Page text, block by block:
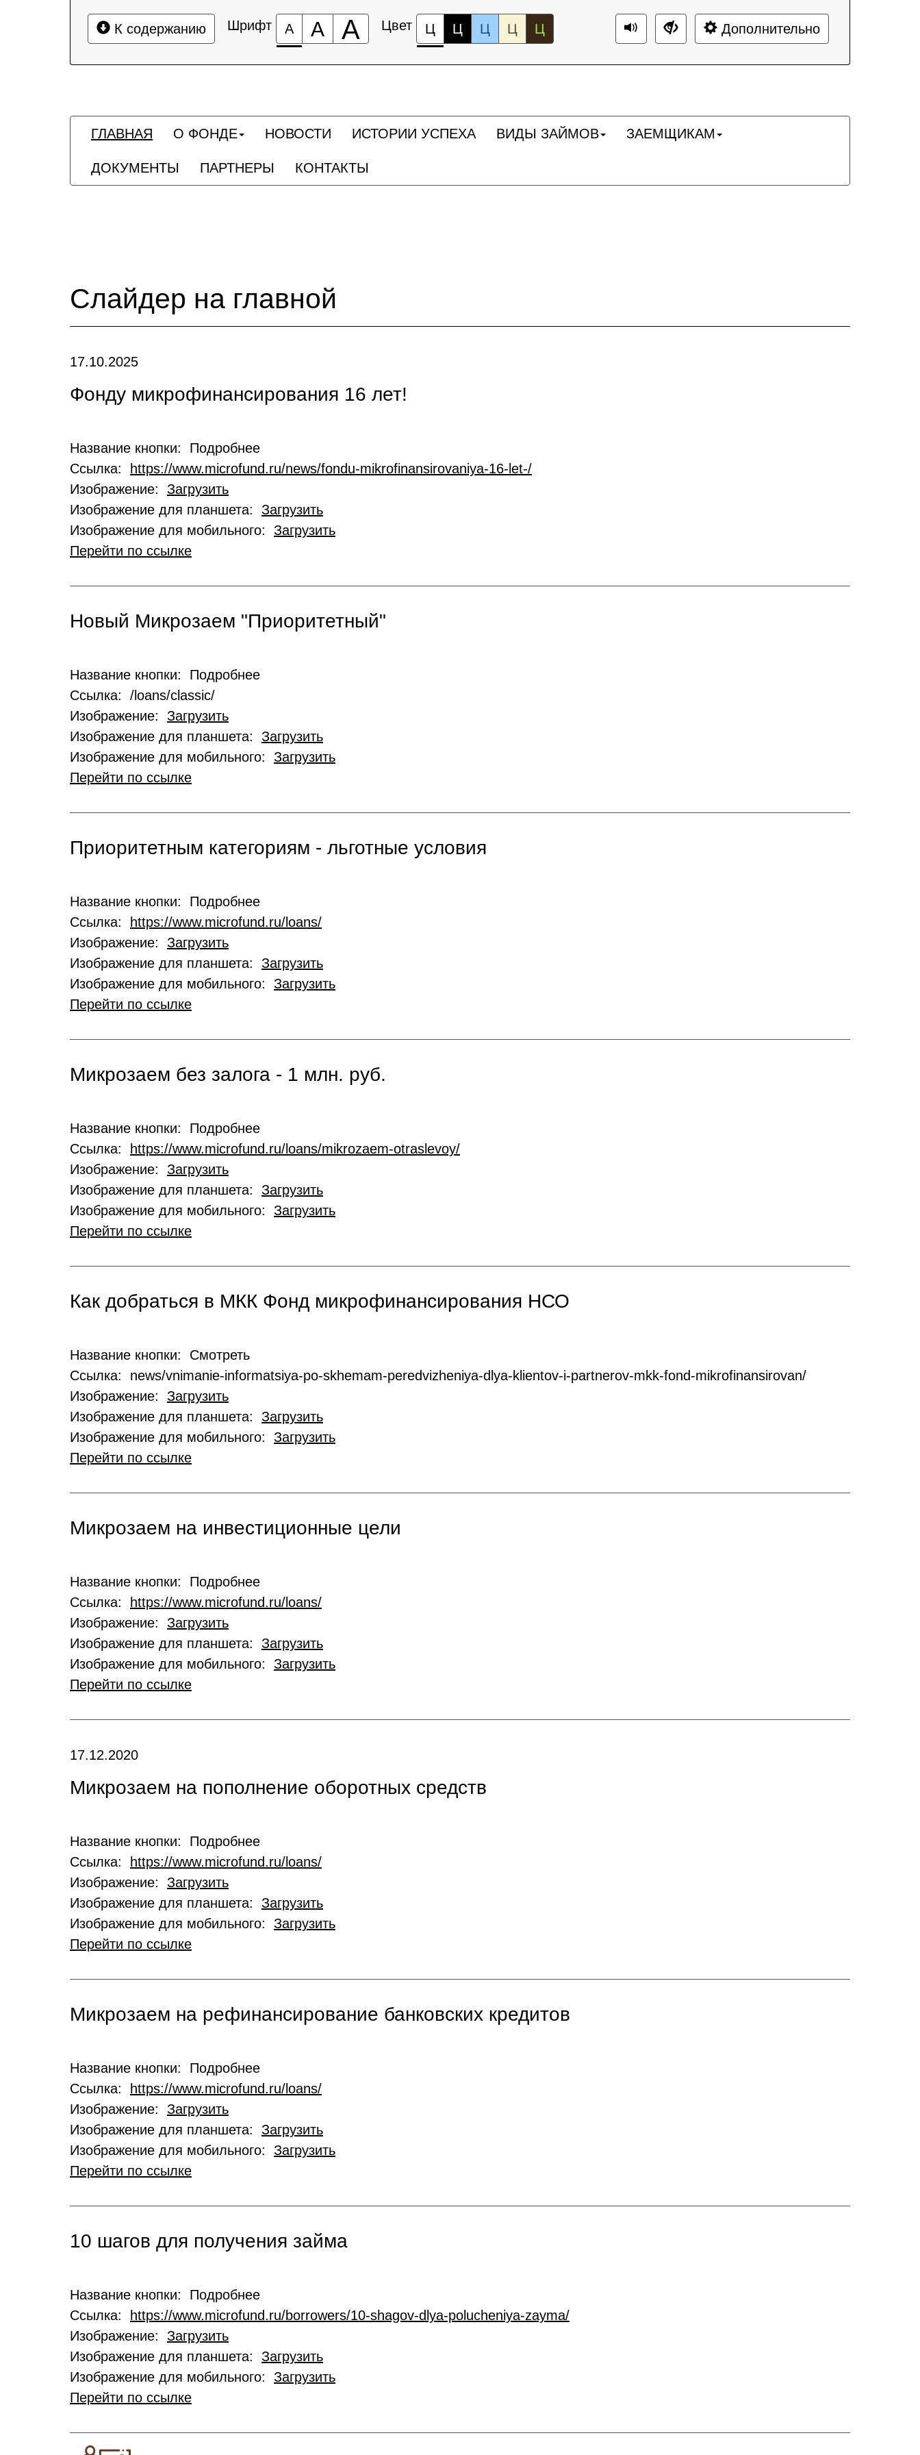
К содержанию Шрифт А А А Цвет Ц Ц Ц Ц Ц Дополнительно
ГЛАВНАЯ О ФОНДЕ НОВОСТИ ИСТОРИИ УСПЕХА ВИДЫ ЗАЙМОВ ЗАЕМЩИКАМ
ДОКУМЕНТЫ ПАРТНЕРЫ КОНТАКТЫ
Слайдер на главной
17.10.2025
Фонду микрофинансирования 16 лет!
Название кнопки: Подробнее
Ссылка:
https://www.microfund.ru/news/fondu-mikrofinansirovaniya-16-let-/
Изображение: Загрузить
Изображение для планшета: Загрузить
Изображение для мобильного: Загрузить
Перейти по ссылке
Новый Микрозаем "Приоритетный"
Название кнопки: Подробнее
Ссылка: /loans/classic/
Изображение: Загрузить
Изображение для планшета: Загрузить
Изображение для мобильного: Загрузить
Перейти по ссылке
Приоритетным категориям - льготные условия
Название кнопки: Подробнее
Ссылка:
https://www.microfund.ru/loans/
Изображение: Загрузить
Изображение для планшета: Загрузить
Изображение для мобильного: Загрузить
Перейти по ссылке
Микрозаем без залога - 1 млн. руб.
Название кнопки: Подробнее
Ссылка:
https://www.microfund.ru/loans/mikrozaem-otraslevoy/
Изображение: Загрузить
Изображение для планшета: Загрузить
Изображение для мобильного: Загрузить
Перейти по ссылке
Как добраться в МКК Фонд микрофинансирования НСО
Название кнопки: Смотреть
Ссылка: news/vnimanie-informatsiya-po-skhemam-peredvizheniya-dlya-klientov-i-partnerov-mkk-fond-mikrofinansirovan/
Изображение: Загрузить
Изображение для планшета: Загрузить
Изображение для мобильного: Загрузить
Перейти по ссылке
Микрозаем на инвестиционные цели
Название кнопки: Подробнее
Ссылка:
https://www.microfund.ru/loans/
Изображение: Загрузить
Изображение для планшета: Загрузить
Изображение для мобильного: Загрузить
Перейти по ссылке
17.12.2020
Микрозаем на пополнение оборотных средств
Название кнопки: Подробнее
Ссылка:
https://www.microfund.ru/loans/
Изображение: Загрузить
Изображение для планшета: Загрузить
Изображение для мобильного: Загрузить
Перейти по ссылке
Микрозаем на рефинансирование банковских кредитов
Название кнопки: Подробнее
Ссылка:
https://www.microfund.ru/loans/
Изображение: Загрузить
Изображение для планшета: Загрузить
Изображение для мобильного: Загрузить
Перейти по ссылке
10 шагов для получения займа
Название кнопки: Подробнее
Ссылка:
https://www.microfund.ru/borrowers/10-shagov-dlya-polucheniya-zayma/
Изображение: Загрузить
Изображение для планшета: Загрузить
Изображение для мобильного: Загрузить
Перейти по ссылке